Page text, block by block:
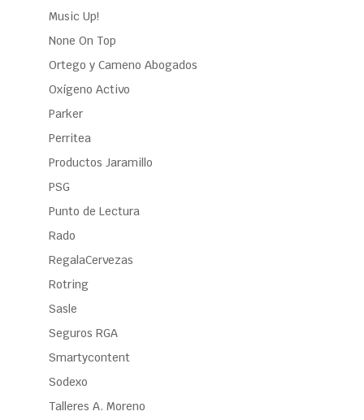
Music Up!
None On Top
Ortego y Cameno Abogados
Oxígeno Activo
Parker
Perritea
Productos Jaramillo
PSG
Punto de Lectura
Rado
RegalaCervezas
Rotring
Sasle
Seguros RGA
Smartycontent
Sodexo
Talleres A. Moreno